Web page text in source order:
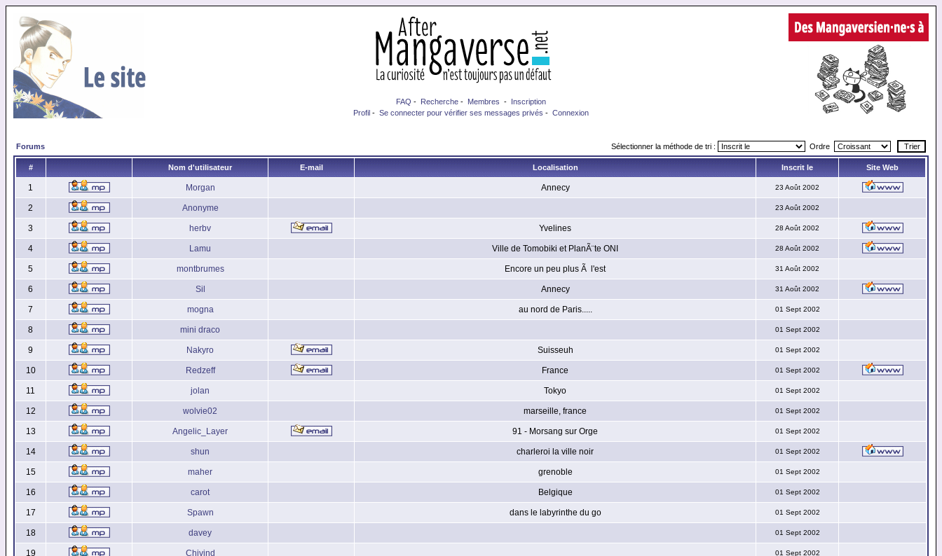
FAQ - Recherche - Membres - Inscription
Profil - Se connecter pour vérifier ses messages privés - Connexion
Forums Sélectionner la méthode de tri : Ordre
# Nom d'utilisateur E-mail Localisation Inscrit le Site Web
1 Morgan Annecy 23 Août 2002
2 Anonyme 23 Août 2002
3 herbv Yvelines 28 Août 2002
4 Lamu Ville de Tomobiki et PlanÃ¨te ONI 28 Août 2002
5 montbrumes Encore un peu plus Ã l'est 31 Août 2002
6 Sil Annecy 31 Août 2002
7 mogna au nord de Paris..... 01 Sept 2002
8 mini draco 01 Sept 2002
9 Nakyro Suisseuh 01 Sept 2002
10 Redzeff France 01 Sept 2002
11 jolan Tokyo 01 Sept 2002
12 wolvie02 marseille, france 01 Sept 2002
13 Angelic_Layer 91 - Morsang sur Orge 01 Sept 2002
14 shun charleroi la ville noir 01 Sept 2002
15 maher grenoble 01 Sept 2002
16 carot Belgique 01 Sept 2002
17 Spawn dans le labyrinthe du go 01 Sept 2002
18 davey 01 Sept 2002
19 Chivind 01 Sept 2002